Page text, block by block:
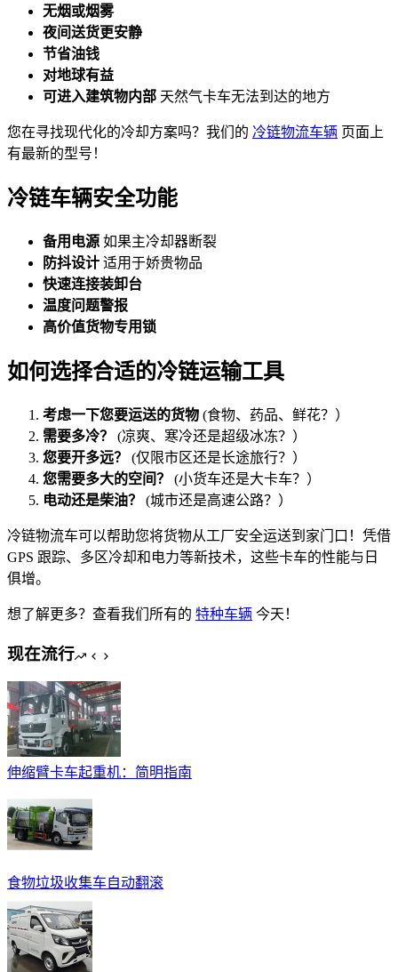
无烟或烟雾
夜间送货更安静
节省油钱
对地球有益
可进入建筑物内部 天然气卡车无法到达的地方
您在寻找现代化的冷却方案吗？我们的 冷链物流车辆 页面上
有最新的型号！
冷链车辆安全功能
备用电源 如果主冷却器断裂
防抖设计 适用于娇贵物品
快速连接装卸台
温度问题警报
高价值货物专用锁
如何选择合适的冷链运输工具
考虑一下您要运送的货物 (食物、药品、鲜花？）
需要多冷？
(凉爽、寒冷还是超级冰冻？）
您要开多远？
(仅限市区还是长途旅行？）
您需要多大的空间？
(小货车还是大卡车？）
电动还是柴油？
(城市还是高速公路？）
冷链物流车可以帮助您将货物从工厂安全运送到家门口！凭借
GPS 跟踪、多区冷却和电力等新技术，这些卡车的性能与日
俱增。
想了解更多？查看我们所有的 特种车辆 今天！
现在流行
伸缩臂卡车起重机：简明指南
食物垃圾收集车自动翻滚